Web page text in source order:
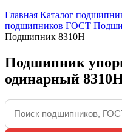
Главная Каталог
подшипников ГОСТ
Подшипник 8310Н
Подшипник
одинарный